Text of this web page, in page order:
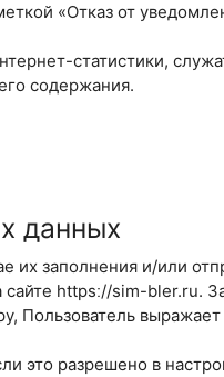
«Отказ от
статистики,
содержания.
данных
их заполнения и/или
httpsː//sim-bler.ru.
Пользователь выражает
это разрешено в